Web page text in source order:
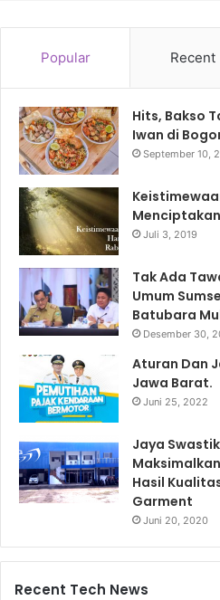
Popular Recent
Hits, Bakso
Iwan di
September 10,
Juli 3, 2019
Tak Ada
Umum
Batubara
Desember 30,
Aturan Dan
Jawa Barat.
Juni 25, 2022
Jaya
Hasil
Garment
Juni 20, 2020
Recent Tech News